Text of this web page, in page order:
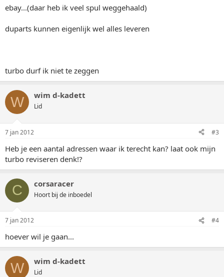
ebay...(daar heb ik veel spul weggehaald)
duparts kunnen eigenlijk wel alles leveren
turbo durf ik niet te zeggen
W wim d-kadett
Lid
7 jan 2012 #3
Heb je een aantal adressen waar ik terecht kan? laat ook mijn
turbo reviseren denk!?
C corsaracer
Hoort bij de inboedel
7 jan 2012 #4
hoever wil je gaan...
W wim d-kadett
Lid